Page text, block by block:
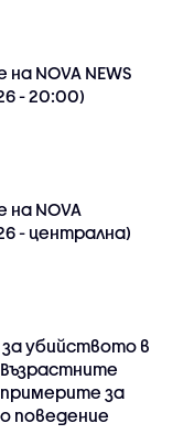
NOVA NEWS
- 20:00)
на NOVA
- централна)
за убийството в
за
поведение